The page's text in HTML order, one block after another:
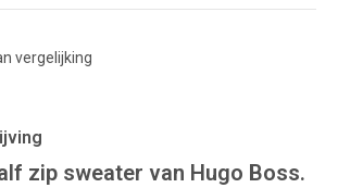
vergelijking
zip sweater van Hugo Boss.